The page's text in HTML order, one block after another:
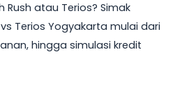
Rush atau Terios? Simak
Terios Yogyakarta mulai dari
hingga simulasi kredit